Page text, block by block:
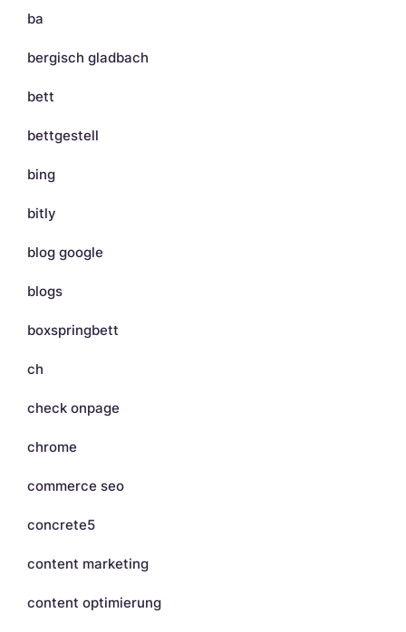
ba
bergisch gladbach
bett
bettgestell
bing
bitly
blog google
blogs
boxspringbett
ch
check onpage
chrome
commerce seo
concrete5
content marketing
content optimierung